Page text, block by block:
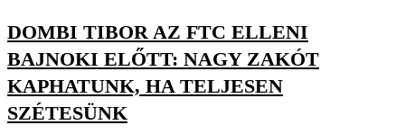
DOMBI TIBOR AZ FTC ELLENI
BAJNOKI ELŐTT: NAGY ZAKÓT
KAPHATUNK, HA TELJESEN
SZÉTESÜNK